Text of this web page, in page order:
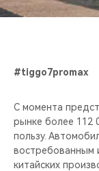
#tiggo7promax
C момента
рынке более 112
пользу.
востребованным
китайских